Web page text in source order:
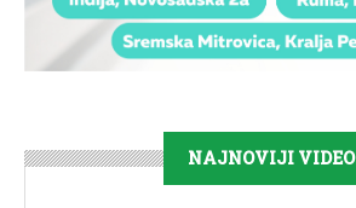
NAJNOVIJI VIDEO